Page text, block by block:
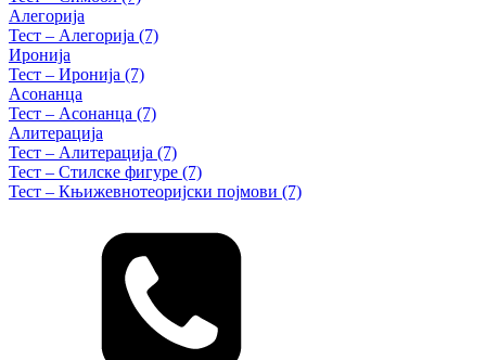
Алегорија
Тест – Алегорија (7)
Иронија
Тест – Иронија (7)
Асонанца
Тест – Асонанца (7)
Алитерација
Тест – Алитерација (7)
Тест – Стилске фигуре (7)
Тест – Књижевнотеоријски појмови (7)